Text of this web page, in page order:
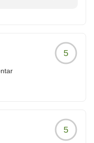
をお過ごしいただけ
に努めておりますの
とを大変光栄に存じ
きますよう、サービ
5
5